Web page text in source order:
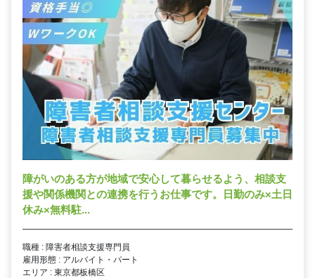
障がいのある方が地域で安心して暮らせるよう、相談支
援や関係機関との連携を行うお仕事です。日勤のみ×土日
休み×無料駐...
職種 : 障害者相談支援専門員
雇用形態 : アルバイト・パート
エリア : 東京都板橋区